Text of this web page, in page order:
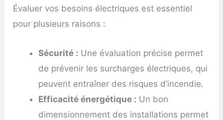
Évaluer vos besoins électriques est essentiel
pour plusieurs raisons :
Sécurité : Une évaluation précise permet
de prévenir les surcharges électriques, qui
peuvent entraîner des risques d’incendie.
Efficacité énergétique : Un bon
dimensionnement des installations permet